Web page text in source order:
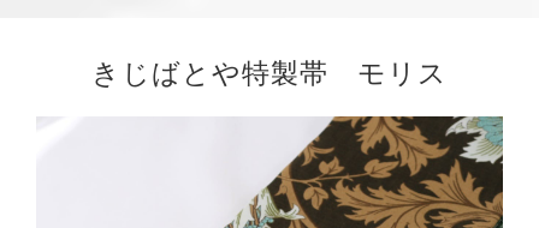
きじばとや特製帯 モリス